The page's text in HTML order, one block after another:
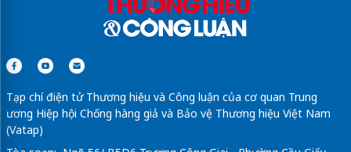
Tạp chí điện tử Thương hiệu và Công luận của cơ quan Trung
ương Hiệp hội Chống hàng giả và Bảo vệ Thương hiệu Việt Nam
(Vatap)